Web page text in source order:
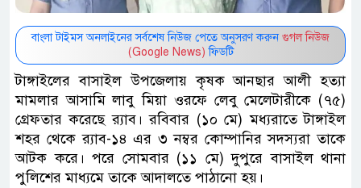
বাংলা টাইমস অনলাইনের সর্বশেষ নিউজ পেতে অনুসরণ করুন গুগল নিউজ
(Google News) ফিডটি
টাঙ্গাইলের বাসাইল উপজেলায় কৃষক আনছার আলী হত্যা
মামলার আসামি লাবু মিয়া ওরফে লেবু মেলেটারীকে (৭৫)
গ্রেফতার করেছে র‍্যাব। রবিবার (১০ মে) মধ্যরাতে টাঙ্গাইল
শহর থেকে র‍্যাব-১৪ এর ৩ নম্বর কোম্পানির সদস্যরা তাকে
আটক করে। পরে সোমবার (১১ মে) দুপুরে বাসাইল থানা
পুলিশের মাধ্যমে তাকে আদালতে পাঠানো হয়।